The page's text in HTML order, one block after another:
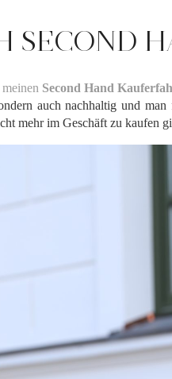
SECOND
Second Hand
auch nachhaltig und
mehr im Geschäft zu kaufen